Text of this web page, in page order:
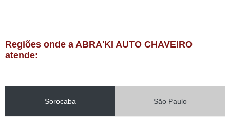
Regiões onde a ABRA'KI AUTO CHAVEIRO
atende:
Sorocaba São Paulo